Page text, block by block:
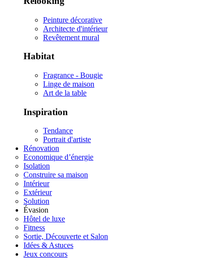
Peinture décorative
Architecte d'intérieur
Revêtement mural
Habitat
Fragrance - Bougie
Linge de maison
Art de la table
Inspiration
Tendance
Portrait d'artiste
Rénovation
Economique d’énergie
Isolation
Construire sa maison
Intérieur
Extérieur
Solution
Évasion
Hôtel de luxe
Fitness
Sortie, Découverte et Salon
Idées & Astuces
Jeux concours